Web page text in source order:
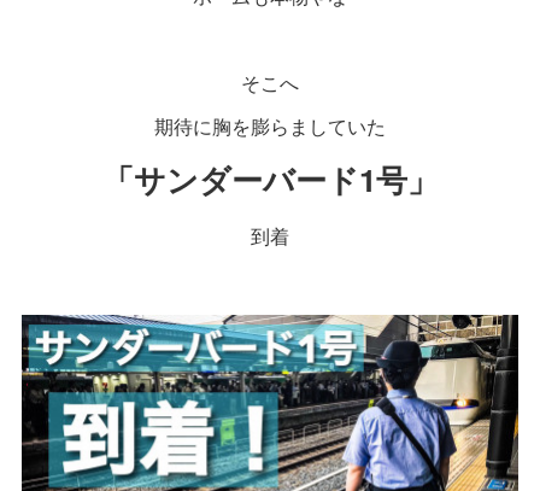
そこへ
期待に胸を膨らましていた
「サンダーバード1号」
到着